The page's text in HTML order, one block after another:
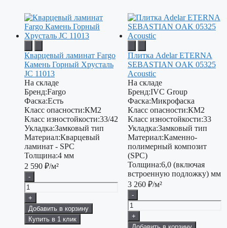
Кварцевый ламинат Fargo
Камень Горный Хрусталь
JC 11013
На складе
Бренд:Fargo
Фаска:Есть
Класс опасности:КМ2
Класс изностойкости:33/42
Укладка:Замковый тип
Материал:Кварцевый
ламинат - SPC
Толщина:4 мм
2 590 ₽/м²
-
+
Добавить в корзину
Купить в 1 клик
Плитка Adelar ETERNA
SEBASTIAN OAK 05325
Acoustic
На складе
Бренд:IVC Group
Фаска:Микрофаска
Класс опасности:КМ2
Класс изностойкости:33
Укладка:Замковый тип
Материал:Каменно-
полимерный композит
(SPC)
Толщина:6,0 (включая
встроенную подложку) мм
3 260 ₽/м²
-
+